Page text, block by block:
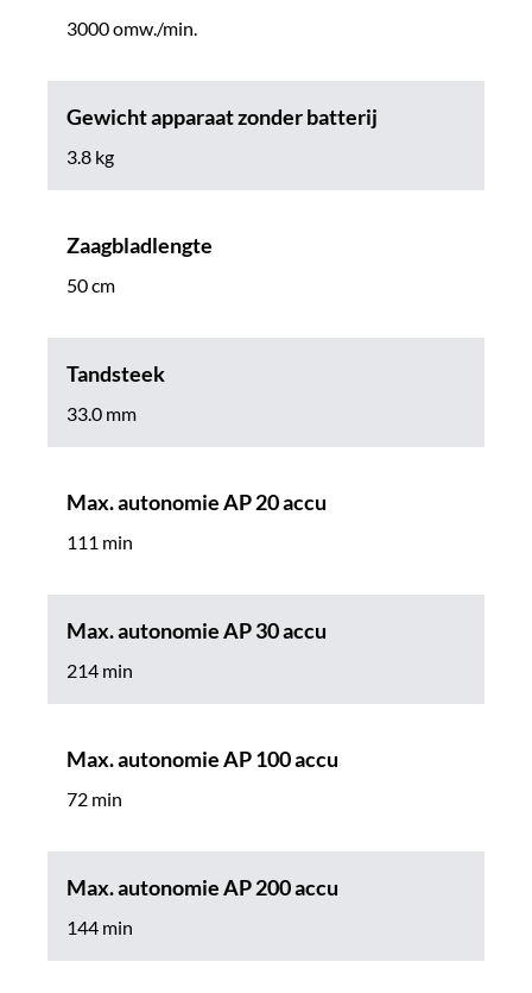
3000 omw./min.
Gewicht apparaat zonder batterij
3.8 kg
Zaagbladlengte
50 cm
Tandsteek
33.0 mm
Max. autonomie AP 20 accu
111 min
Max. autonomie AP 30 accu
214 min
Max. autonomie AP 100 accu
72 min
Max. autonomie AP 200 accu
144 min